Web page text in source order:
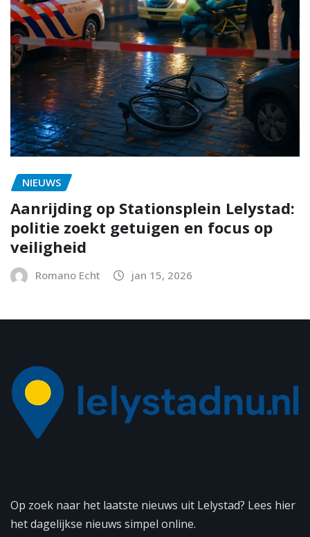
NIEUWS
Aanrijding op Stationsplein Lelystad:
politie zoekt getuigen en focus op
veiligheid
Romano Echt jan 15, 2026
Op zoek naar het laatste nieuws uit Lelystad? Lees hier
het dagelijkse nieuws simpel online.